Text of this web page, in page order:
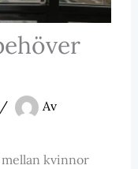
/
Av
kvinnor